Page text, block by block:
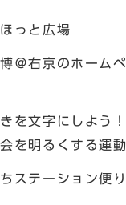
っと広場
＠右京のホーム
を文字にしよう
を明るくする運動
ステーション便り